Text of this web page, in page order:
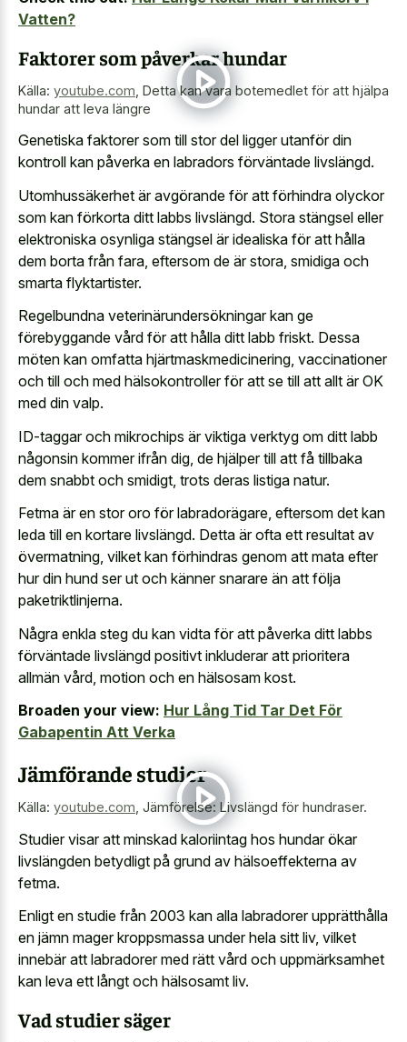
Vatten?
Faktorer som påverkar hundar
Källa: youtube.com Detta kan vara botemedlet för att hjälpa
hundar att leva längre
Genetiska faktorer som till stor del ligger utanför din
kontroll kan påverka en labradors förväntade livslängd.
Utomhussäkerhet är avgörande för att förhindra olyckor
som kan förkorta ditt labbs livslängd. Stora stängsel eller
elektroniska osynliga stängsel är idealiska för att hålla
dem borta från fara, eftersom de är stora, smidiga och
smarta flyktartister.
Regelbundna veterinärundersökningar kan ge
förebyggande vård för att hålla ditt labb friskt. Dessa
möten kan omfatta hjärtmaskmedicinering, vaccinationer
och till och med hälsokontroller för att se till att allt är OK
med din valp.
ID-taggar och mikrochips är viktiga verktyg om ditt labb
någonsin kommer ifrån dig, de hjälper till att få tillbaka
dem snabbt och smidigt, trots deras listiga natur.
Fetma är en stor oro för labradorägare, eftersom det kan
leda till en kortare livslängd. Detta är ofta ett resultat av
övermatning, vilket kan förhindras genom att mata efter
hur din hund ser ut och känner snarare än att följa
paketriktlinjerna.
Några enkla steg du kan vidta för att påverka ditt labbs
förväntade livslängd positivt inkluderar att prioritera
allmän vård, motion och en hälsosam kost.
Broaden your view: Hur Lång Tid Tar Det För
Gabapentin Att Verka
Jämförande studier
Källa: youtube.com Jämförelse: Livslängd för hundraser.
Studier visar att minskad kaloriintag hos hundar ökar
livslängden betydligt på grund av hälsoeffekterna av
fetma.
Enligt en studie från 2003 kan alla labradorer upprätthålla
en jämn mager kroppsmassa under hela sitt liv, vilket
innebär att labradorer med rätt vård och uppmärksamhet
kan leva ett långt och hälsosamt liv.
Vad studier säger